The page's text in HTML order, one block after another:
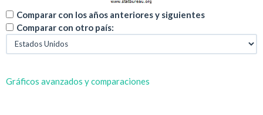
Comparar con los años anteriores y siguientes
Comparar con otro país:
Gráficos avanzados y comparaciones